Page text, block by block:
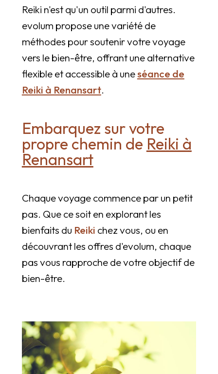
Reiki n'est qu'un outil parmi d'autres.
evolum propose une variété de
méthodes pour soutenir votre voyage
vers le bien-être, offrant une alternative
flexible et accessible à uneséance de
Reiki à Renansart.
Embarquez sur votre
propre chemin de Reiki à
Renansart
Chaque voyage commence par un petit
pas. Que ce soit en explorant les
bienfaits du Reiki chez vous, ou en
découvrant les offres d'evolum, chaque
pas vous rapproche de votre objectif de
bien-être.